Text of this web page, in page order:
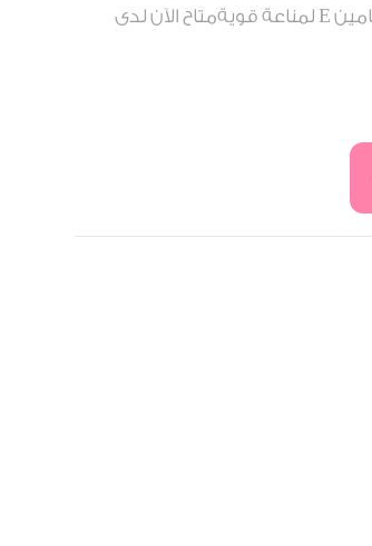
والتمثيل الغذائيفيتامين D3 لصحة العظامفيتامين E لمناعة قويةمتاح الآن لدى